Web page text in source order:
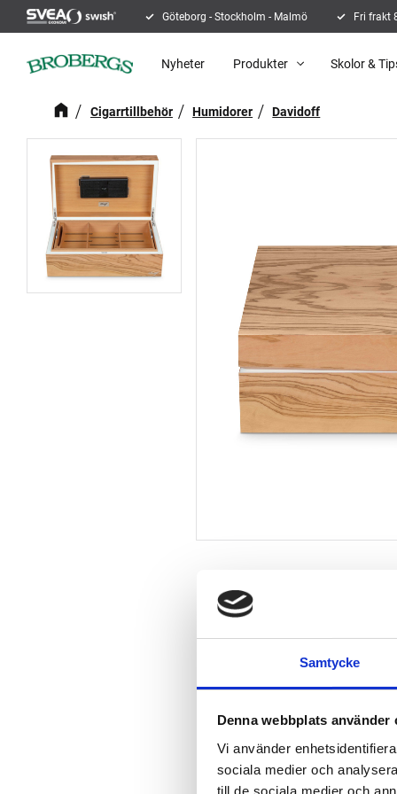
Samtycke
Denna webbplats använder
Vi använder
sociala medier och
till de sociala medier och
Göteborg - Stockholm - Malmö Fri frakt
Nyheter Produkter Skolor &
Cigarrtillbehör Humidorer Davidoff